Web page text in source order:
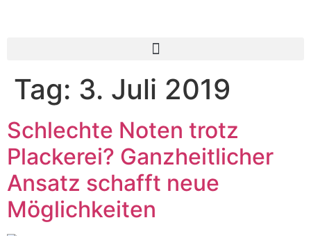
Tag: 3. Juli 2019
Schlechte Noten trotz
Plackerei? Ganzheitlicher
Ansatz schafft neue
Möglichkeiten